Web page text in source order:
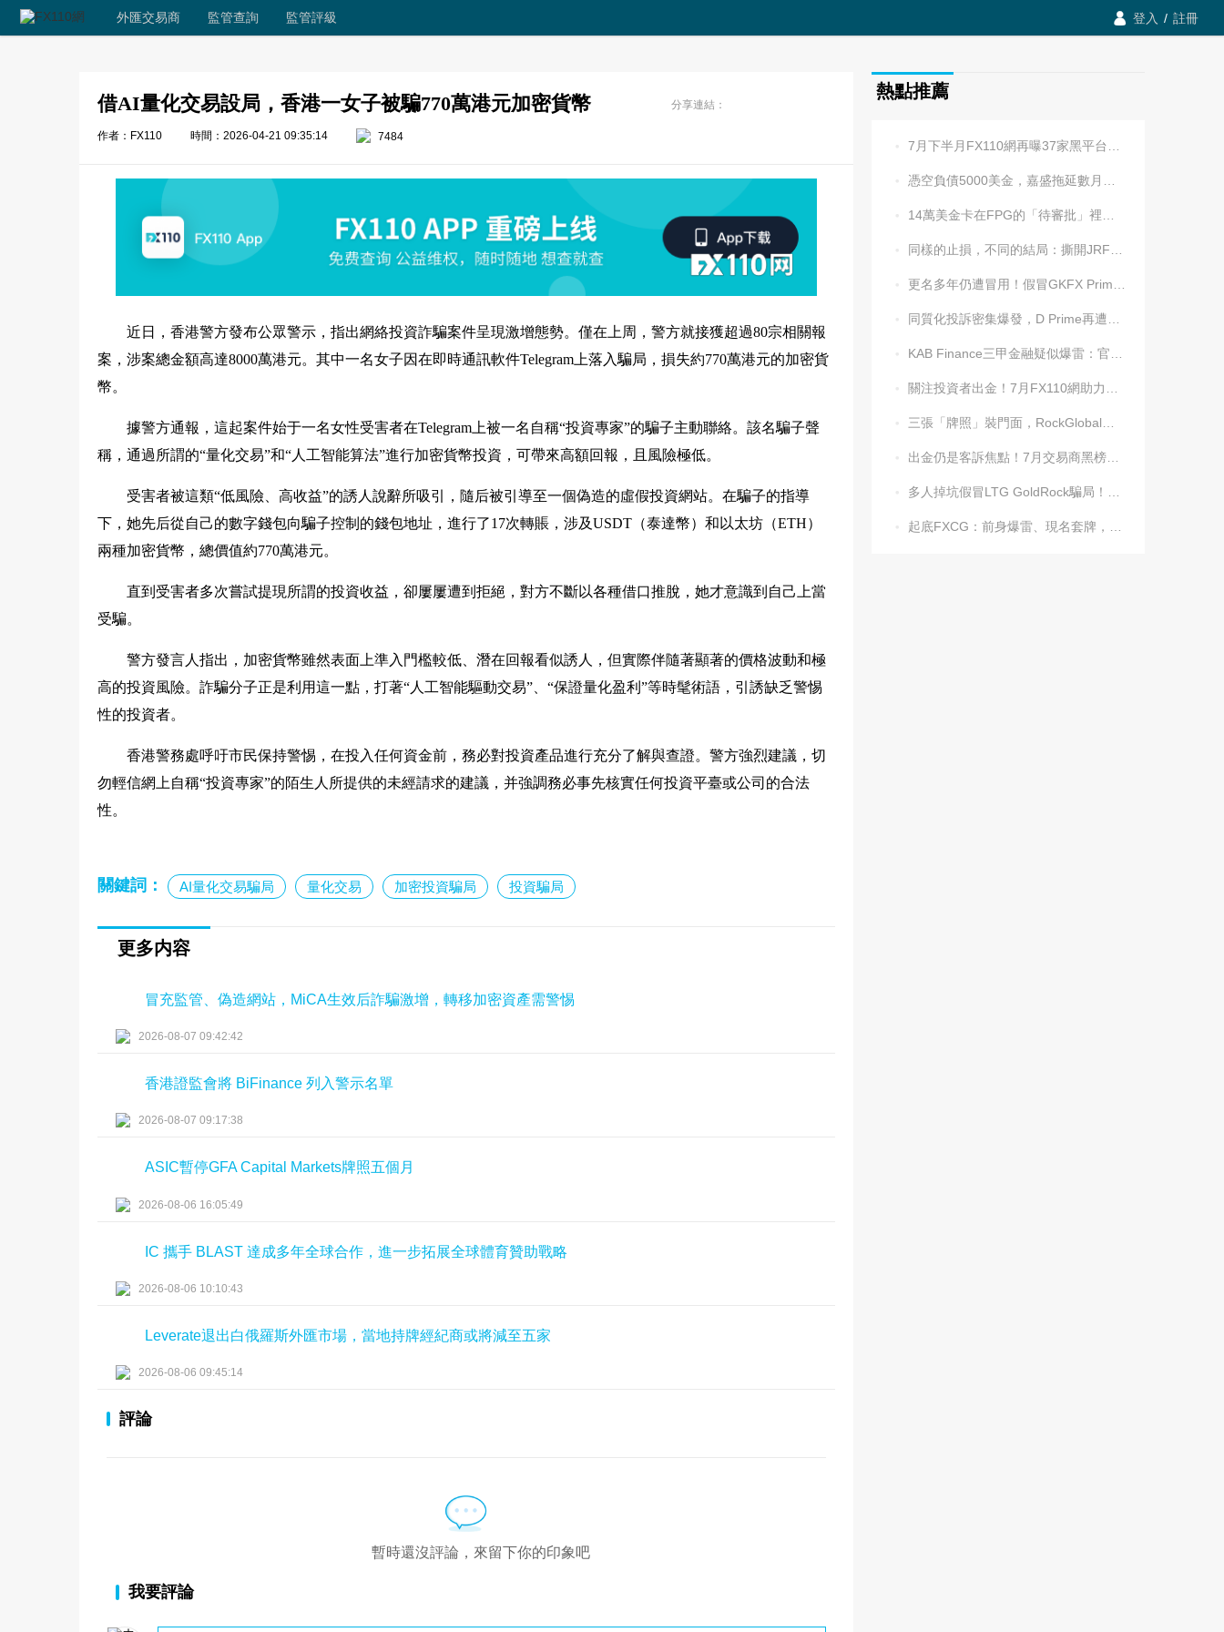
外匯交易商 監管查詢 監管評級  登入 / 註冊
借AI量化交易設局，香港一女子被騙770萬港元加密貨幣 分享連結：
作者：FX110 時間：2026-04-21 09:35:14 7484
近日，香港警方發布公眾警示，指出網絡投資詐騙案件呈現激增態勢。僅在上周，警方就接獲超過80宗相關報
案，涉案總金額高達8000萬港元。其中一名女子因在即時通訊軟件Telegram上落入騙局，損失約770萬港元的加密貨
幣。
據警方通報，這起案件始于一名女性受害者在Telegram上被一名自稱“投資專家”的騙子主動聯絡。該名騙子聲
稱，通過所謂的“量化交易”和“人工智能算法”進行加密貨幣投資，可帶來高額回報，且風險極低。
受害者被這類“低風險、高收益”的誘人說辭所吸引，隨后被引導至一個偽造的虛假投資網站。在騙子的指導
下，她先后從自己的數字錢包向騙子控制的錢包地址，進行了17次轉賬，涉及USDT（泰達幣）和以太坊（ETH）
兩種加密貨幣，總價值約770萬港元。
直到受害者多次嘗試提現所謂的投資收益，卻屢屢遭到拒絕，對方不斷以各種借口推脫，她才意識到自己上當
受騙。
警方發言人指出，加密貨幣雖然表面上準入門檻較低、潛在回報看似誘人，但實際伴隨著顯著的價格波動和極
高的投資風險。詐騙分子正是利用這一點，打著“人工智能驅動交易”、“保證量化盈利”等時髦術語，引誘缺乏警惕
性的投資者。
香港警務處呼吁市民保持警惕，在投入任何資金前，務必對投資產品進行充分了解與查證。警方強烈建議，切
勿輕信網上自稱“投資專家”的陌生人所提供的未經請求的建議，并強調務必事先核實任何投資平臺或公司的合法
性。
關鍵詞： AI量化交易騙局 量化交易 加密投資騙局 投資騙局
更多内容
冒充監管、偽造網站，MiCA生效后詐騙激增，轉移加密資產需警惕
2026-08-07 09:42:42
香港證監會將 BiFinance 列入警示名單
2026-08-07 09:17:38
ASIC暫停GFA Capital Markets牌照五個月
2026-08-06 16:05:49
IC 攜手 BLAST 達成多年全球合作，進一步拓展全球體育贊助戰略
2026-08-06 10:10:43
Leverate退出白俄羅斯外匯市場，當地持牌經紀商或將減至五家
2026-08-06 09:45:14
評論
暫時還沒評論，來留下你的印象吧
我要評論
熱點推薦
7月下半月FX110網再曝37家黑平台，多家疑為同一團伙操控
憑空負債5000美金，嘉盛拖延數月後封號！老牌平台耍流氓更令人心寒
14萬美金卡在FPG的「待審批」裡逾兩週，平台全線冷處理
同樣的止損，不同的結局：撕開JRFX金榮環球定向滑點的遮羞布
更名多年仍遭冒用！假冒GKFX Prime捷凱金融，又來了！
同質化投訴密集爆發，D Prime再遭實名舉報：超3.2萬美元遭無理扣押
KAB Finance三甲金融疑似爆雷：官網癱瘓、業務員失聯、出金遇阻
關注投資者出金！7月FX110網助力追回資金1202.5萬元
三張「牌照」裝門面，RockGlobal收割起來毫不手軟
出金仍是客訴焦點！7月交易商黑榜名單發布
多人掉坑假冒LTG GoldRock騙局！平台本尊曾被清算，受害者同樣不計其數
起底FXCG：前身爆雷、現名套牌，受害者還在增加